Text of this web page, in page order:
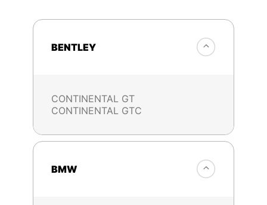
BENTLEY
CONTINENTAL GT
CONTINENTAL GTC
BMW